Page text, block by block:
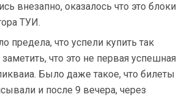
внезапно, оказалось что это блоки
ТУИ.
предела, что успели купить так
что это не первая успешная
Было даже такое, что билеты
и после 9 вечера, через